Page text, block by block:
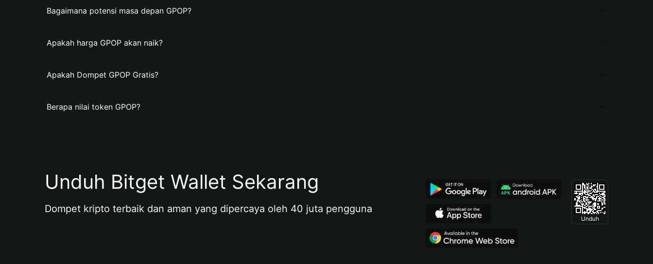
Bagaimana potensi masa depan GPOP?
Apakah harga GPOP akan naik?
Apakah Dompet GPOP Gratis?
Berapa nilai token GPOP?
Unduh Bitget Wallet Sekarang
Dompet kripto terbaik dan aman yang dipercaya oleh 40 juta pengguna
Unduh